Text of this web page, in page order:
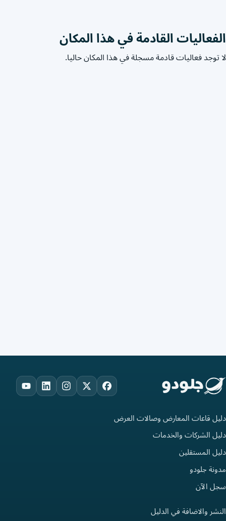
الفعاليات القادمة في هذا المكان
لا توجد فعاليات قادمة مسجلة في هذا المكان حاليا.
Facebook
X
Instagram
LinkedIn
دليل قاعات المعارض وصالات العرض
دليل الشركات والخدمات
دليل المستقلين
مدونة جلودو
سجل الآن
النشر والاضافة في الدليل